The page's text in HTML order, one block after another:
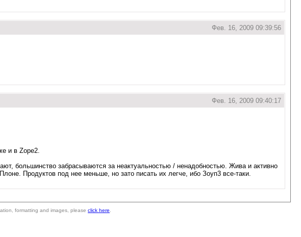
Фев. 16, 2009 09:39:56
Фев. 16, 2009 09:40:17
и в Zope2.
большинство забрасываются за неактуальностью / ненадобностью. Жива и активно
Продуктов под нее меньше, но зато писать их легче, ибо Зоуп3 все-таки.
formatting and images, please click here